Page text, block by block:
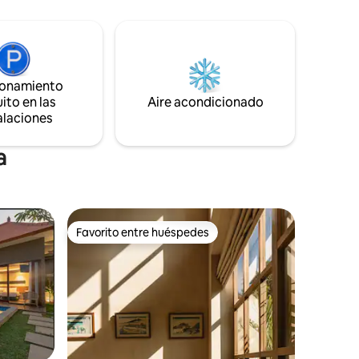
cepillo
que necesitas para disfrutar de una
estancia inolvidable junto al mar.
en las
Aire acondicionado
Favorito entre huéspedes
Favorito entre huéspedes